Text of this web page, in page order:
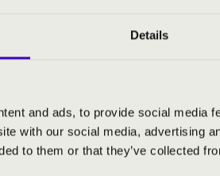
Details
and ads, to provide social media
with our social media, advertising
to them or that they’ve collected
vármegye